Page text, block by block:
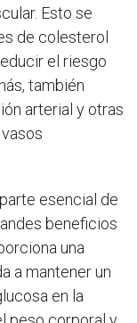
Esto se
de colesterol
el riesgo
también
arterial y otras
esencial de
beneficios
una
a mantener un
en la